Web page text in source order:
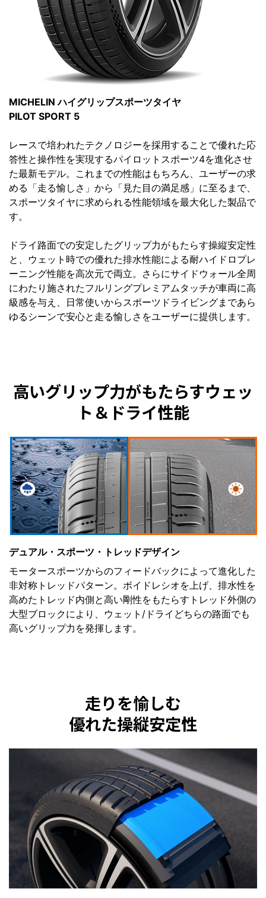
MICHELIN ハイグリップスポーツタイヤ
PILOT SPORT 5
レースで培われたテクノロジーを採用することで優れた応
答性と操作性を実現するパイロットスポーツ4を進化させ
た最新モデル。これまでの性能はもちろん、ユーザーの求
める「走る愉しさ」から「見た目の満足感」に至るまで、
スポーツタイヤに求められる性能領域を最大化した製品で
す。
ドライ路面での安定したグリップ力がもたらす操縦安定性
と、ウェット時での優れた排水性能による耐ハイドロプレ
ーニング性能を高次元で両立。さらにサイドウォール全周
にわたり施されたフルリングプレミアムタッチが車両に高
級感を与え、日常使いからスポーツドライビングまであら
ゆるシーンで安心と走る愉しさをユーザーに提供します。
高いグリップ力がもたらすウェッ
ト＆ドライ性能
デュアル・スポーツ・トレッドデザイン
モータースポーツからのフィードバックによって進化した
非対称トレッドパターン。ボイドレシオを上げ、排水性を
高めたトレッド内側と高い剛性をもたらすトレッド外側の
大型ブロックにより、ウェット/ドライどちらの路面でも
高いグリップ力を発揮します。
走りを愉しむ
優れた操縦安定性